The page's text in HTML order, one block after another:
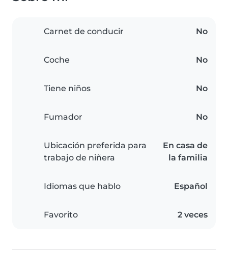
Carnet de conducir No
Coche No
Tiene niños No
Fumador No
Ubicación preferida para
trabajo de niñera
En casa de
la familia
Idiomas que hablo Español
Favorito 2 veces